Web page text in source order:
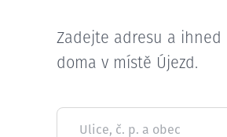
Zadejte adresu a
doma v místě Újezd.
Ulice, č. p. a obec